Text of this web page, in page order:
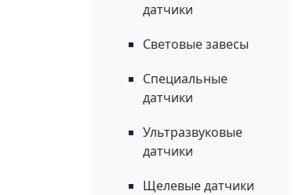
датчики
Световые завесы
Специальные
датчики
Ультразвуковые
датчики
Щелевые датчики